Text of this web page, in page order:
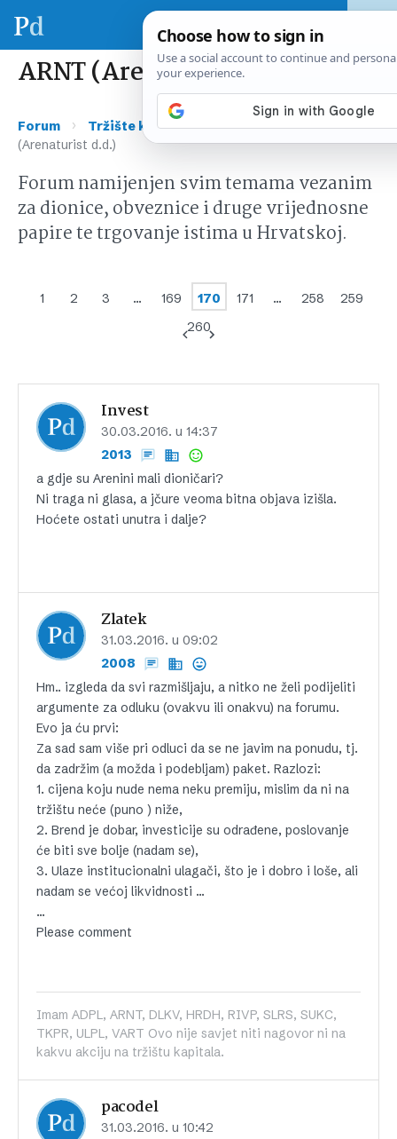
ARNT (Arenaturist d.d.)
Forum › Tržište kapitala Hrvatska ›
ARNT
(Arenaturist d.d.)
Forum namijenjen svim temama vezanim
za dionice, obveznice i druge vrijednosne
papire te trgovanje istima u Hrvatskoj.
1 2 3 … 169 170 171 … 258
259
260
Invest
30.03.2016. u 14:37
2013
a gdje su Arenini mali dioničari?
Ni traga ni glasa, a jčure veoma bitna objava izišla.
Hoćete ostati unutra i dalje?
Zlatek
31.03.2016. u 09:02
2008
Hm.. izgleda da svi razmišljaju, a nitko ne želi podijeliti
argumente za odluku (ovakvu ili onakvu) na forumu.
Evo ja ću prvi:
Za sad sam više pri odluci da se ne javim na ponudu, tj.
da zadržim (a možda i podebljam) paket. Razlozi:
1. cijena koju nude nema neku premiju, mislim da ni na
tržištu neće (puno ) niže,
2. Brend je dobar, investicije su odrađene, poslovanje
će biti sve bolje (nadam se),
3. Ulaze institucionalni ulagači, što je i dobro i loše, ali
nadam se većoj likvidnosti …
…
Please comment
Imam ADPL, ARNT, DLKV, HRDH, RIVP, SLRS, SUKC,
TKPR, ULPL, VART Ovo nije savjet niti nagovor ni na
kakvu akciju na tržištu kapitala.
pacodel
31.03.2016. u 10:42